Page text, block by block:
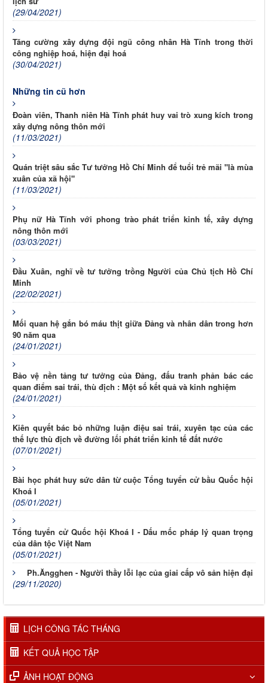
(29/04/2021)
Tăng cường xây dựng đội ngũ công nhân Hà Tĩnh trong thời
công nghiệp hoá, hiện đại hoá
(30/04/2021)
Những tin cũ hơn
Đoàn viên, Thanh niên Hà Tĩnh phát huy vai trò xung kích trong
xây dựng nông thôn mới
(11/03/2021)
Quán triệt sâu sắc Tư tưởng Hồ Chí Minh để tuổi trẻ mãi "là mùa
xuân của xã hội"
(11/03/2021)
Phụ nữ Hà Tĩnh với phong trào phát triển kinh tế, xây dựng
nông thôn mới
(03/03/2021)
Đầu Xuân, nghĩ về tư tưởng trồng Người của Chủ tịch Hồ Chí
Minh
(22/02/2021)
Mối quan hệ gắn bó máu thịt giữa Đảng và nhân dân trong hơn
90 năm qua
(24/01/2021)
Bảo vệ nền tảng tư tưởng của Đảng, đấu tranh phản bác các
quan điểm sai trái, thù địch : Một số kết quả và kinh nghiệm
(24/01/2021)
Kiên quyết bác bỏ những luận điệu sai trái, xuyên tạc của các
thế lực thù địch về đường lối phát triển kinh tế đất nước
(07/01/2021)
Bài học phát huy sức dân từ cuộc Tổng tuyển cử bầu Quốc hội
Khoá I
(05/01/2021)
Tổng tuyển cử Quốc hội Khoá I - Dấu mốc pháp lý quan trọng
của dân tộc Việt Nam
(05/01/2021)
Ph.Ăngghen - Người thầy lỗi lạc của giai cấp vô sản hiện đại
(29/11/2020)
LỊCH CÔNG TÁC THÁNG
KẾT QUẢ HỌC TẬP
ẢNH HOẠT ĐỘNG